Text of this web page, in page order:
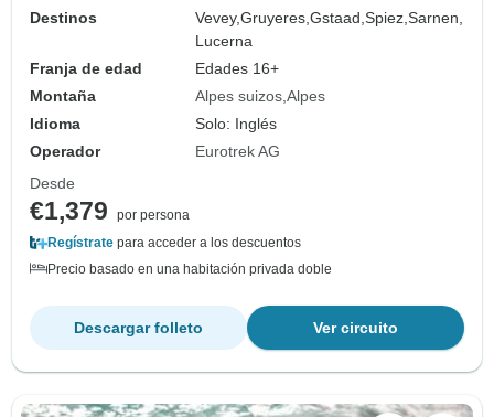
Destinos
Vevey,Gruyeres,Gstaad,Spiez,Sarnen,
Lucerna
Franja de edad
Edades 16+
Montaña
Alpes suizos Alpes
Idioma
Solo: Inglés
Operador
Eurotrek AG
Desde
€1,379
por persona
Regístrate para acceder a los descuentos
Precio basado en una habitación privada doble
Ver circuito
Descargar folleto